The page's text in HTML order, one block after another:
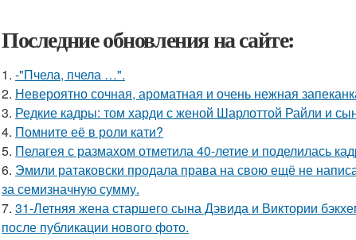
Последние обновления на сайте:
1. -"Пчела, пчела …".
2. Невероятно сочная, ароматная и очень нежная
3. Редкие кадры: том харди с женой Шарлоттой Райли и
4. Помните её в роли кати?
5. Пелагея с размахом отметила 40-летие и поделилась
6. Эмили ратаковски продала права на свою ещё не
за семизначную сумму.
7. 31-Летняя жена старшего сына Дэвида и Виктории
после публикации нового фото.